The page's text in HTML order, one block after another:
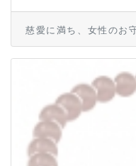
慈愛に満ち、女性のお